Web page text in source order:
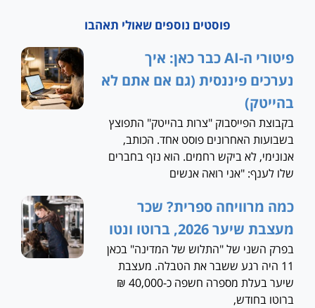
פוסטים נוספים שאולי תאהבו
פיטורי ה-AI כבר כאן: איך
נערכים פיננסית (גם אם אתם לא
בהייטק)
בקבוצת הפייסבוק "צרות בהייטק" התפוצץ
בשבועות האחרונים פוסט אחד. הכותב,
אנונימי, לא ביקש רחמים. הוא נזף בחברים
שלו לענף: "אני רואה אנשים
כמה מרוויחה ספרית? שכר
מעצבת שיער 2026, ברוטו ונטו
בפרק השני של "התלוש של המדינה" בכאן
11 היה רגע ששבר את הטבלה. מעצבת
שיער בעלת מספרה חשפה כ-40,000 ₪
ברוטו בחודש,